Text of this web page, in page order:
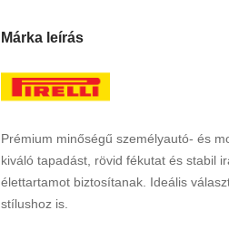
Márka leírás
Prémium minőségű személyautó- és
kiváló tapadást, rövid fékutat és stabil
élettartamot biztosítanak. Ideális
stílushoz is.